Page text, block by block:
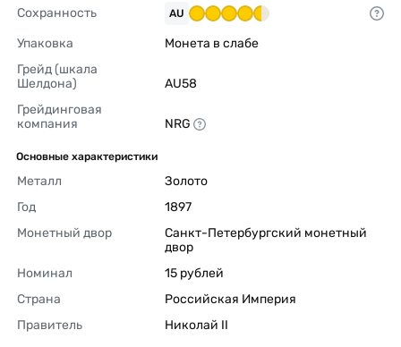
Сохранность AU
Упаковка
Монета в слабе
Грейд (шкала
Шелдона)
AU58
Грейдинговая
компания
NRG
Основные характеристики
Металл
Золото
Год
1897
Монетный двор
Санкт-Петербургский монетный
двор
Номинал
15 рублей
Страна
Российская Империя
Правитель
Николай II